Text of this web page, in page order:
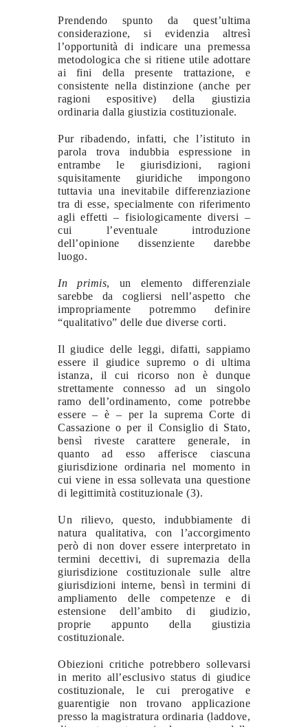
Prendendo spunto da quest’ultima
considerazione, si evidenzia altresì
l’opportunità di indicare una premessa
metodologica che si ritiene utile adottare
ai fini della presente trattazione, e
consistente nella distinzione (anche per
ragioni espositive) della giustizia
ordinaria dalla giustizia costituzionale.
Pur ribadendo, infatti, che l’istituto in
parola trova indubbia espressione in
entrambe le giurisdizioni, ragioni
squisitamente giuridiche impongono
tuttavia una inevitabile differenziazione
tra di esse, specialmente con riferimento
agli effetti – fisiologicamente diversi –
cui l’eventuale introduzione
dell’opinione dissenziente darebbe
luogo.
In primis, un elemento differenziale
sarebbe da cogliersi nell’aspetto che
impropriamente potremmo definire
“qualitativo” delle due diverse corti.
Il giudice delle leggi, difatti, sappiamo
essere il giudice supremo o di ultima
istanza, il cui ricorso non è dunque
strettamente connesso ad un singolo
ramo dell’ordinamento, come potrebbe
essere – è – per la suprema Corte di
Cassazione o per il Consiglio di Stato,
bensì riveste carattere generale, in
quanto ad esso afferisce ciascuna
giurisdizione ordinaria nel momento in
cui viene in essa sollevata una questione
di legittimità costituzionale (3).
Un rilievo, questo, indubbiamente di
natura qualitativa, con l’accorgimento
però di non dover essere interpretato in
termini decettivi, di supremazia della
giurisdizione costituzionale sulle altre
giurisdizioni interne, bensì in termini di
ampliamento delle competenze e di
estensione dell’ambito di giudizio,
proprie appunto della giustizia
costituzionale.
Obiezioni critiche potrebbero sollevarsi
in merito all’esclusivo status di giudice
costituzionale, le cui prerogative e
guarentigie non trovano applicazione
presso la magistratura ordinaria (laddove,